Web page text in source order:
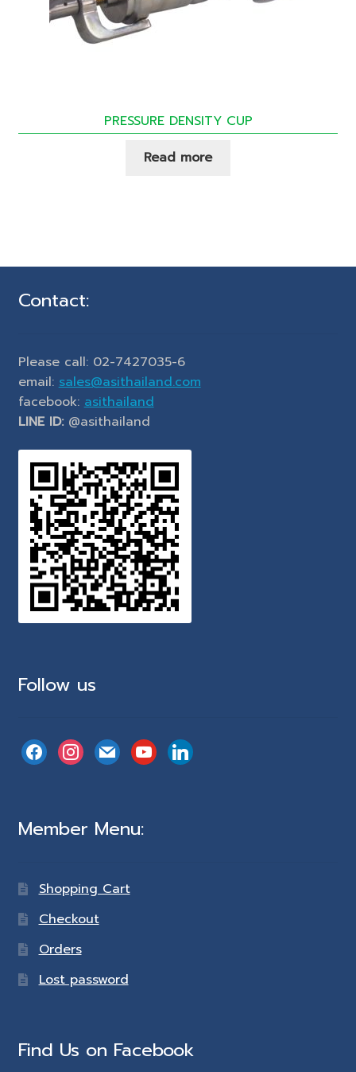
PRESSURE DENSITY CUP
Read more
Contact:
Please call: 02-7427035-6
email: sales@asithailand.com
facebook: asithailand
LINE ID:@asithailand
Follow us
facebookinstagram
mail youtubelinkedin
Member Menu:
Shopping Cart
Checkout
Orders
Lost password
Find Us on Facebook